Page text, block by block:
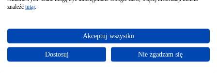
znaleźć tutaj
Akceptuj wszystko
Dostosuj Nie zgadzam się